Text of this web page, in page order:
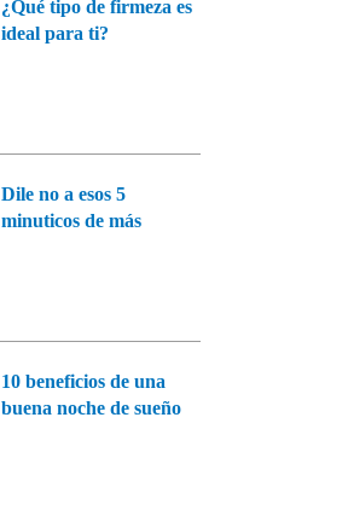
¿Qué tipo de firmeza es
ideal para ti?
Dile no a esos 5
minuticos de más
10 beneficios de una
buena noche de sueño